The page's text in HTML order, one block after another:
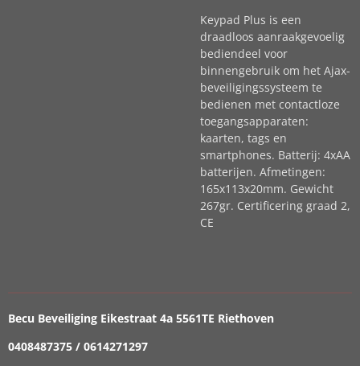
Keypad Plus is een
draadloos aanraakgevoelig
bediendeel voor
binnengebruik om het Ajax-
beveiligingssysteem te
bedienen met contactloze
toegangsapparaten:
kaarten, tags en
smartphones. Batterij: 4xАA
batterijen. Afmetingen:
165x113x20mm. Gewicht
267gr. Certificering graad 2,
CE
Becu Beveiliging Eikestraat 4a 5561TE Riethoven
0408487375 / 0614271297